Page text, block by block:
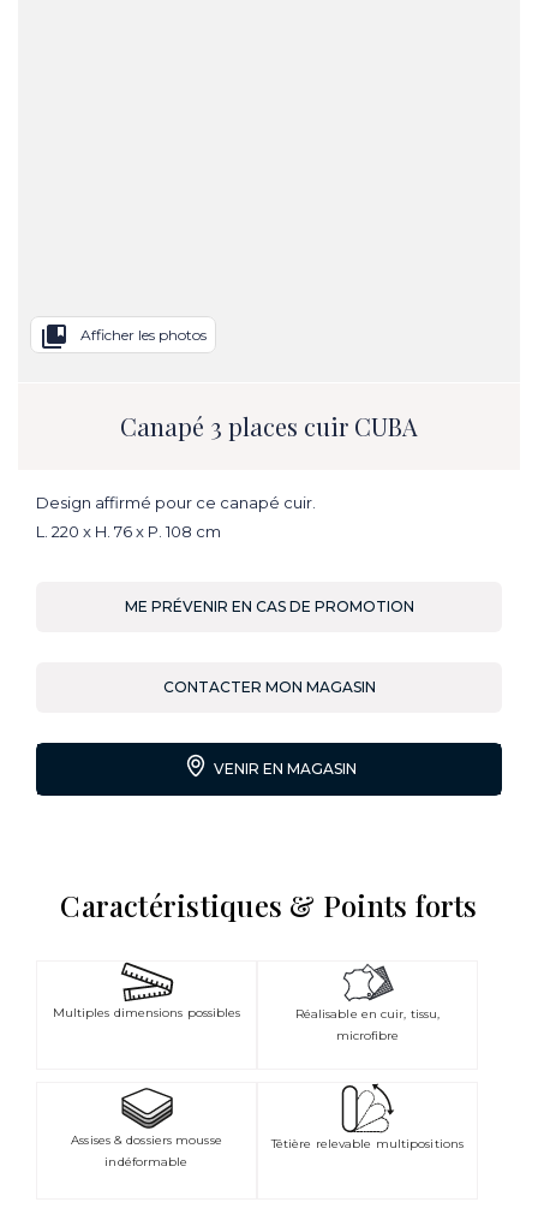
collections_bookmark Afficher les photos
Canapé 3 places cuir CUBA
Design affirmé pour ce canapé cuir.
L. 220 x H. 76 x P. 108 cm
ME PRÉVENIR EN CAS DE PROMOTION
CONTACTER MON MAGASIN
VENIR EN MAGASIN
Caractéristiques & Points forts
Multiples dimensions possibles
Réalisable en cuir, tissu,
microfibre
Assises & dossiers mousse
indéformable
Têtière relevable multipositions